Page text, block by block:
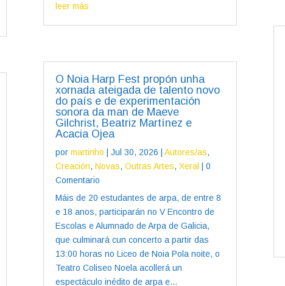
leer más
O Noia Harp Fest propón unha
xornada ateigada de talento novo
do país e de experimentación
sonora da man de Maeve
Gilchrist, Beatriz Martínez e
Acacia Ojea
por martinho Jul 30, 2026 Autores/as,
Creación, Novas, Outras Artes, Xeral
| 0
Comentario
Máis de 20 estudantes de arpa, de entre 8
e 18 anos, participarán no V Encontro de
Escolas e Alumnado de Arpa de Galicia,
que culminará cun concerto a partir das
13:00 horas no Liceo de Noia Pola noite, o
Teatro Coliseo Noela acollerá un
espectáculo inédito de arpa e...